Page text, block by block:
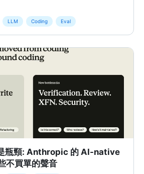
LLM Coding Eval
瓶頸: Anthropic 的 AI-native
不買單的聲音